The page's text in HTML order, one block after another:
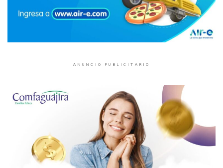
ANUNCIO PUBLICITARIO